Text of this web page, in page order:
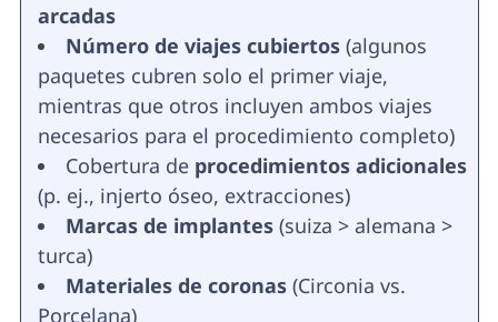
arcadas
Número de viajes cubiertos(algunos
paquetes cubren solo el primer viaje,
mientras que otros incluyen ambos viajes
necesarios para el procedimiento completo)
Cobertura de procedimientos adicionales
(p. ej., injerto óseo, extracciones)
Marcas de implantes(suiza > alemana >
turca)
Materiales de coronas(Circonia vs.
Porcelana)